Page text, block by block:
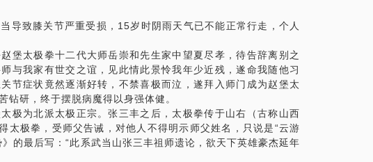
掌握赵堡太极拳的桩功、无极化太极一式，体会养身拳
上，通过实战修正拳架，并初步体会技击要义；
础上，体悟拳架姿势对气血循环的促进和推动，感受拳法养
术者；
佳者；
导致膝关节严重受损，15岁时阴雨天气已不能正常行走，个人
堡太极拳十二代大师岳崇和先生家中望夏尽孝，待告辞离别之
与我家有世交之谊，见此情此景怜我年少近残，遂命我随他习
节症状竟然逐渐好转，不禁喜极而泣，遂拜入师门成为赵堡太
钻研，终于摆脱病魔得以身强体健。
极为北派太极正宗。张三丰之后，太极拳传于山右（古称山西
太极拳，受师父告诫，对他人不得明示师父姓名，只说是“云游
的最后写：“此系武当山张三丰祖师遗论，欲天下英雄豪杰延年